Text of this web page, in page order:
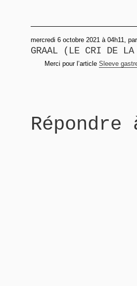
mercredi 6 octobre 2021 à 04h11,
GRAAL (LE CRI DE
Merci pour l’article Sleeve